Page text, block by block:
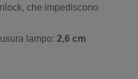
che impediscono
lampo: 2,6 cm